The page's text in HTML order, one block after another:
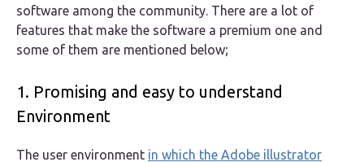
software among the community. There are a lot of
features that make the software a premium one and
some of them are mentioned below;
1. Promising and easy to understand
Environment
The user environment in which the Adobe illustrator